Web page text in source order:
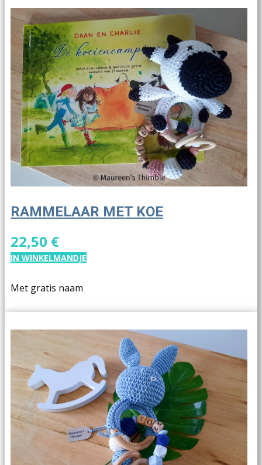
RAMMELAAR MET KOE
22,50 €
IN WINKELMANDJE
Met gratis naam